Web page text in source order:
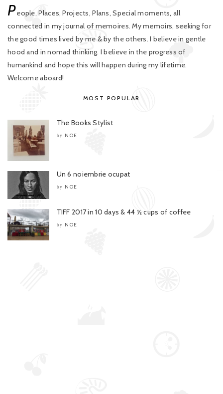
People, Places, Projects, Plans, Special moments, all
connected in my journal of memoires. My memoirs, seeking for
the good times lived by me & by the others. I believe in gentle
hood and in nomad thinking. I believe in the progress of
humankind and hope this will happen during my lifetime.
Welcome aboard!
MOST POPULAR
The Books Stylist
by NOE
Un 6 noiembrie ocupat
by NOE
TIFF 2017 in 10 days & 44 ½ cups of coffee
by NOE